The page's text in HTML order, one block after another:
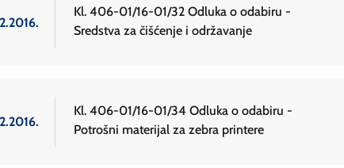
Kl. 406-01/16-01/32 Odluka o odabiru -
Sredstva za čišćenje i održavanje
Kl. 406-01/16-01/34 Odluka o odabiru -
Potrošni materijal za zebra printere